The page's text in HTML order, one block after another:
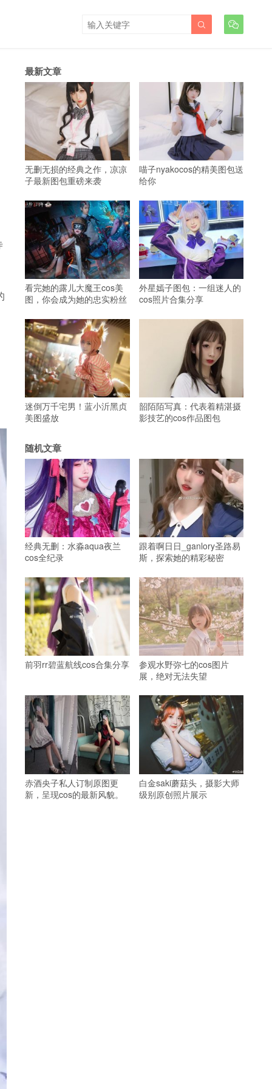


最新文章
无删无损的经典之作，凉凉
子最新图包重磅来袭
喵子nyakocos的精美图包送
给你
看完她的露儿大魔王cos美
图，你会成为她的忠实粉丝
外星嫣子图包：一组迷人的
cos照片合集分享
迷倒万千宅男！蓝小沂黑贞
美图盛放
韶陌陌写真：代表着精湛摄
影技艺的cos作品图包
随机文章
经典无删：水淼aqua夜兰
cos全纪录
跟着啊日日_ganlory圣路易
斯，探索她的精彩秘密
前羽rr碧蓝航线cos合集分享
参观水野弥七的cos图片
展，绝对无法失望
赤酒央子私人订制原图更
新，呈现cos的最新风貌。
白金saki蘑菇头，摄影大师
级别原创照片展示